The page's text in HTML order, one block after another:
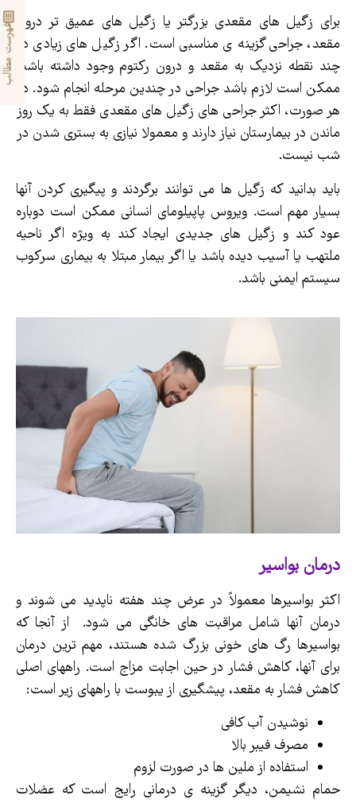
فهرست مطالب برای زگیل های مقعدی بزرگتر یا زگیل های عمیق تر درون
مقعد، جراحی گزینه ی مناسبی است. اگر زگیل های زیادی در
چند نقطه نزدیک به مقعد و درون رکتوم وجود داشته باشد،
ممکن است لازم باشد جراحی در چندین مرحله انجام شود. در
هر صورت، اکثر جراحی های زگیل های مقعدی فقط به یک روز
ماندن در بیمارستان نیاز دارند و معمولا نیازی به بستری شدن در
شب نیست.
باید بدانید که زگیل ها می توانند برگردند و پیگیری کردن آنها
بسیار مهم است. ویروس پاپیلومای انسانی ممکن است دوباره
عود کند و زگیل های جدیدی ایجاد کند به ویژه اگر ناحیه
ملتهب یا آسیب دیده باشد یا اگر بیمار مبتلا به بیماری سرکوب
سیستم ایمنی باشد.
درمان بواسیر
اکثر بواسیرها معمولاً در عرض چند هفته ناپدید می شوند و
درمان آنها شامل مراقبت های خانگی می شود. از آنجا که
بواسیرها رگ های خونی بزرگ شده هستند، مهم ترین درمان
برای آنها، کاهش فشار در حین اجابت مزاج است. راههای اصلی
کاهش فشار به مقعد، پیشگیری از یبوست با راههای زیر است:
نوشیدن آب کافی
مصرف فیبر بالا
استفاده از ملین ها در صورت لزوم
حمام نشیمن، دیگر گزینه ی درمانی رایج است که عضلات